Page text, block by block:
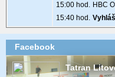
15:00 hod. HBC
15:40 hod.
Facebook
Tatran